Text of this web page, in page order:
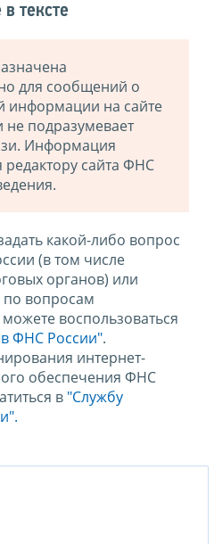
тексте
для сообщений о
информации на сайте
подразумевает
Информация
редактору сайта ФНС
какой-либо вопрос
(в том числе
органов) или
по вопросам
воспользоваться
ФНС России".
интернет-
обеспечения ФНС
в "Службу